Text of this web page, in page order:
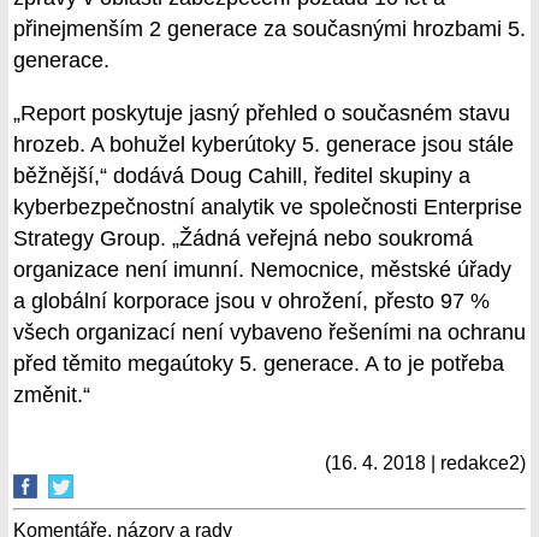
přinejmenším 2 generace za současnými hrozbami 5.
generace.
„Report poskytuje jasný přehled o současném stavu
hrozeb. A bohužel kyberútoky 5. generace jsou stále
běžnější,“ dodává Doug Cahill, ředitel skupiny a
kyberbezpečnostní analytik ve společnosti Enterprise
Strategy Group. „Žádná veřejná nebo soukromá
organizace není imunní. Nemocnice, městské úřady
a globální korporace jsou v ohrožení, přesto 97 %
všech organizací není vybaveno řešeními na ochranu
před těmito megaútoky 5. generace. A to je potřeba
změnit.“
(16. 4. 2018 | redakce2)
Komentáře, názory a rady